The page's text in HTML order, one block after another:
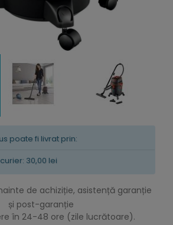
poate fi livrat prin:
30,00 lei
de achiziție, asistență garanție
și post-garanție
în 24-48 ore (zile lucrătoare).